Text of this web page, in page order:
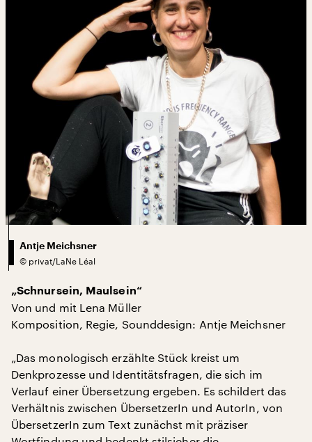
Antje Meichsner
© privat/LaNe Léal
„Schnursein, Maulsein“
Von und mit Lena Müller
Komposition, Regie, Sounddesign: Antje Meichsner
„Das monologisch erzählte Stück kreist um
Denkprozesse und Identitätsfragen, die sich im
Verlauf einer Übersetzung ergeben. Es schildert das
Verhältnis zwischen ÜbersetzerIn und AutorIn, von
ÜbersetzerIn zum Text zunächst mit präziser